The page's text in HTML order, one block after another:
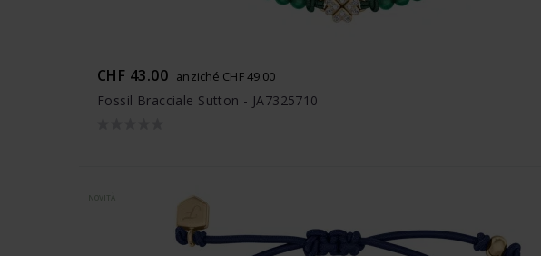
CHF 43.00 anziché CHF 49.00
Fossil Bracciale Sutton - JA7325710
NOVITÀ